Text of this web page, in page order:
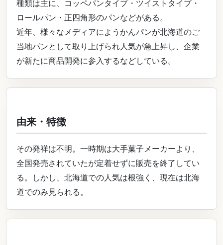
種類は主に、コッペパンタイプ・ツイストタイプ・
ロールパン・正四角形のパンなどがある。
近年、様々なメディアにようかんパンが北海道のご
当地パンとして取り上げられ人気が急上昇し、企業
が新たに商品開発に参入するなどしている。
由来・特徴
その発祥は不明。一時期は大手菓子メーカーより、
全国発売されていたが定着せずに販売を終了してい
る。しかし、北海道での人気は根強く、現在は北海
道でのみ見られる。